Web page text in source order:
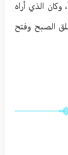
الذي أراه
الصبح وفتح